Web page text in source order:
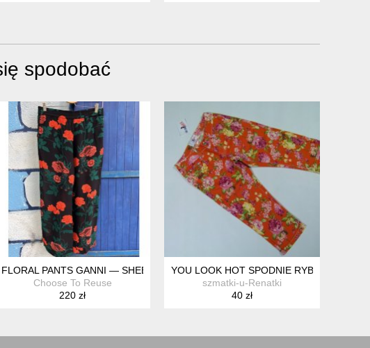
spodobać
FLORAL PANTS GANNI — SHEER TROUSERS WITH MAIN CHARACTER
Choose To Reuse
220 zł
YOU LOOK HOT SPODNIE RYBACZKI
szmatki-u-Renatki
40 zł